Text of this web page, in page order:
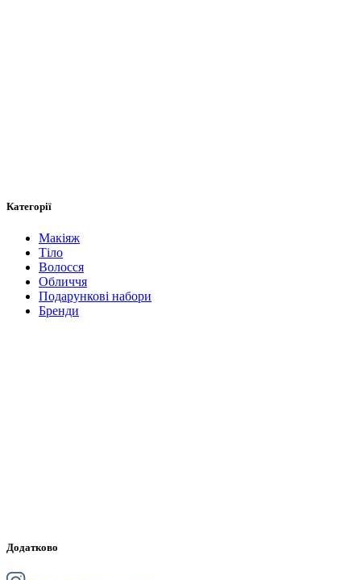
Категорії
Макіяж
Тіло
Волосся
Обличчя
Подарункові набори
Бренди
Додатково